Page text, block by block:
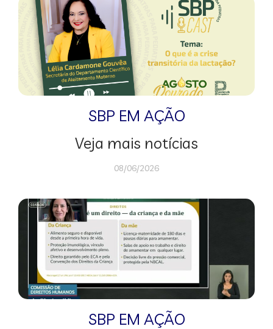
SBP EM AÇÃO
Veja mais notícias
08/06/2026
SBP EM AÇÃO